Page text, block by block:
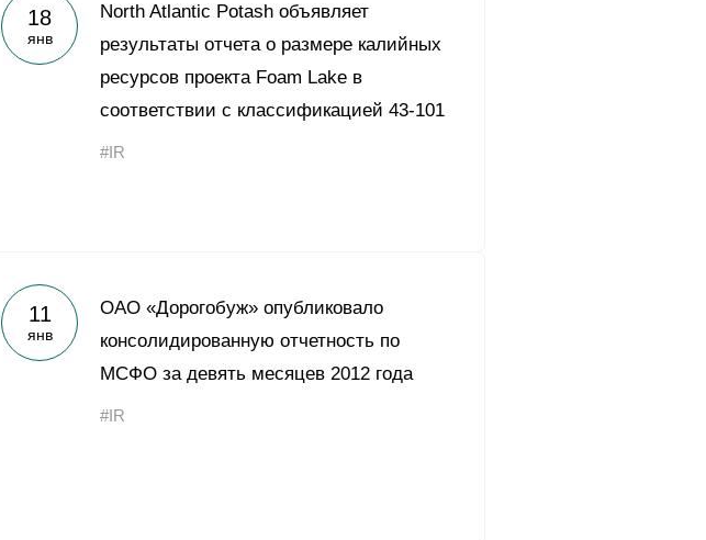
18
янв
North Atlantic Potash объявляет
результаты отчета о размере калийных
ресурсов проекта Foam Lake в
соответствии с классификацией 43-101
#IR
11
янв
ОАО «Дорогобуж» опубликовало
консолидированную отчетность по
МСФО за девять месяцев 2012 года
#IR